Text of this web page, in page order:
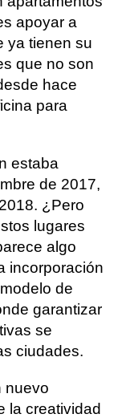
apoyar a
ya tienen su
que no son
hace
para
estaba
de 2017,
¿Pero
lugares
algo
incorporación
de
garantizar
se
ciudades.
nuevo
la creatividad